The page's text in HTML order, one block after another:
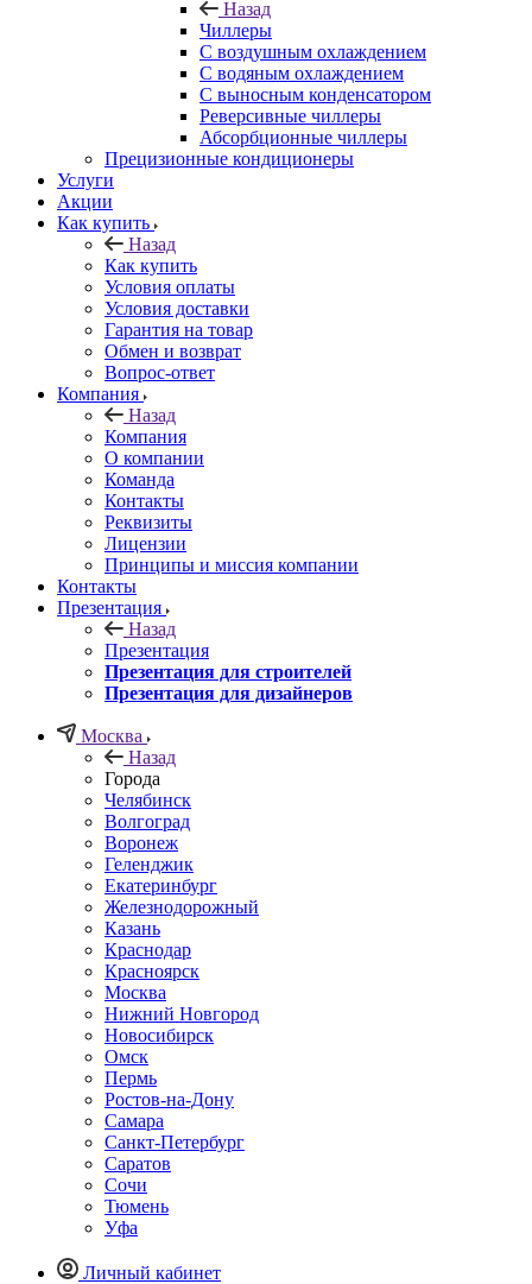
Назад
Чиллеры
С воздушным охлаждением
С водяным охлаждением
С выносным конденсатором
Реверсивные чиллеры
Абсорбционные чиллеры
Прецизионные кондиционеры
Услуги
Акции
Как купить
Назад
Как купить
Условия оплаты
Условия доставки
Гарантия на товар
Обмен и возврат
Вопрос-ответ
Компания
Назад
Компания
О компании
Команда
Контакты
Реквизиты
Лицензии
Принципы и миссия компании
Контакты
Презентация
Назад
Презентация
Презентация для строителей
Презентация для дизайнеров
Москва
Назад
Города
Челябинск
Волгоград
Воронеж
Геленджик
Екатеринбург
Железнодорожный
Казань
Краснодар
Красноярск
Москва
Нижний Новгород
Новосибирск
Омск
Пермь
Ростов-на-Дону
Самара
Санкт-Петербург
Саратов
Сочи
Тюмень
Уфа
Личный кабинет